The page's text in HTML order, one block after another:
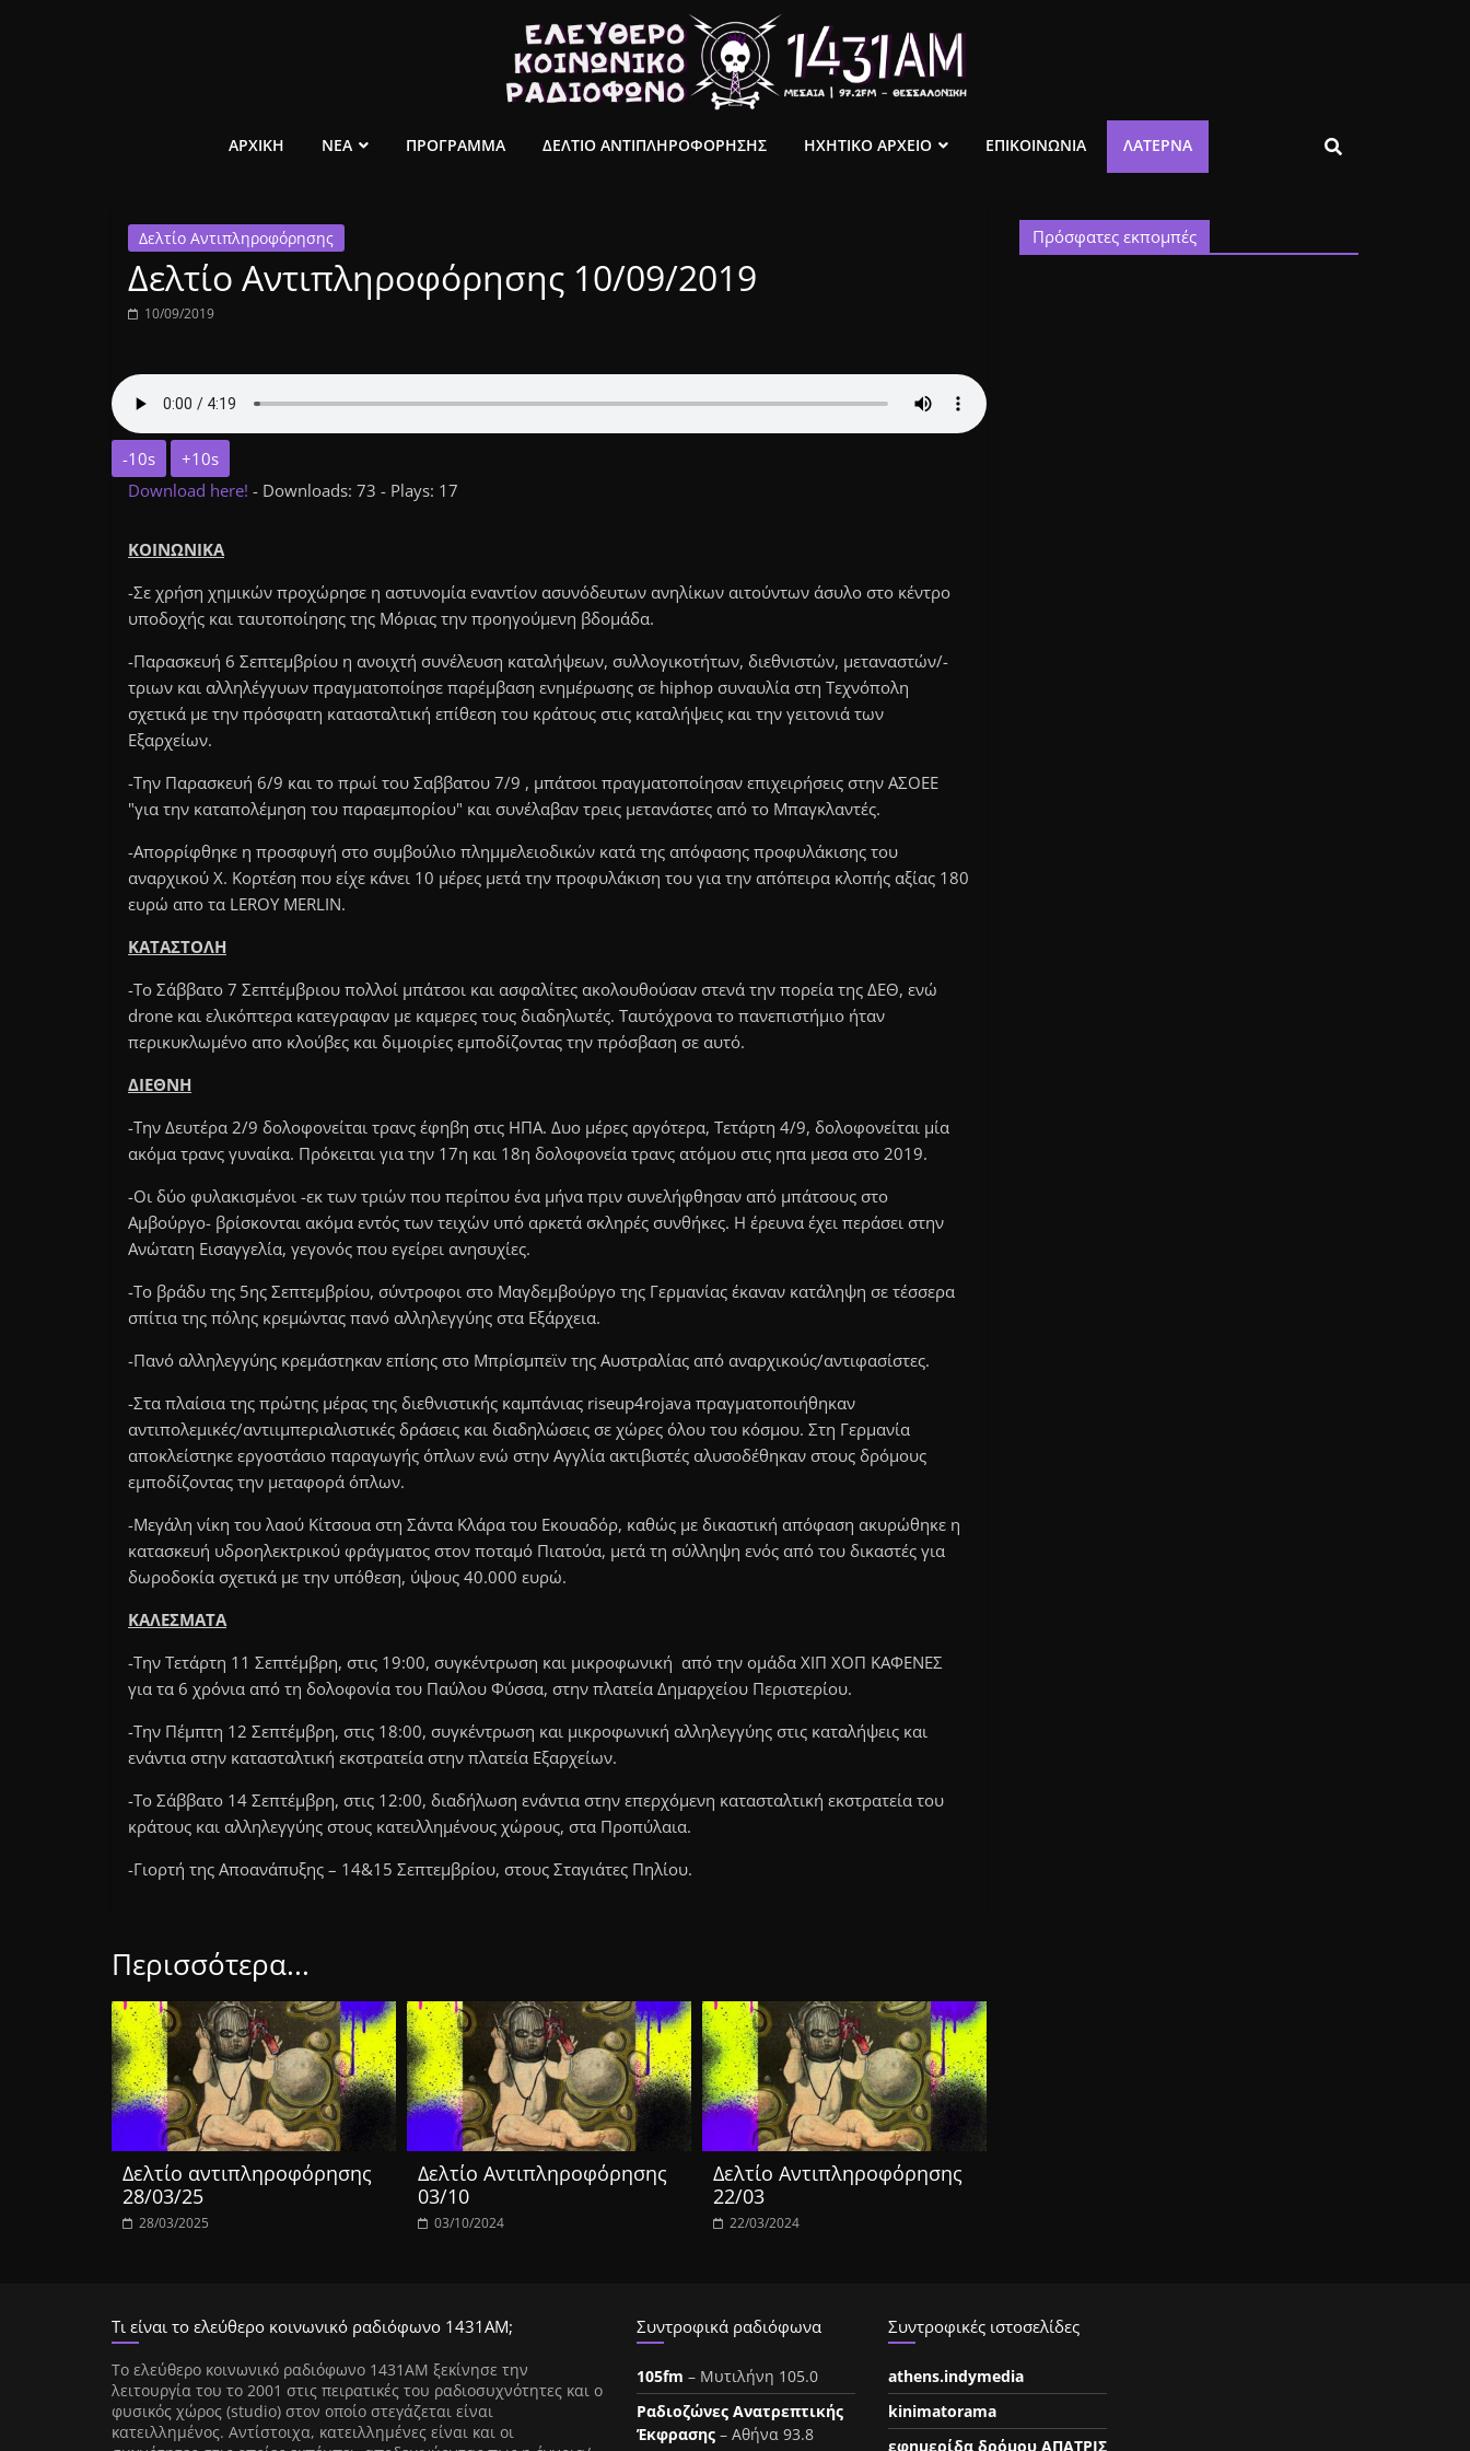
ελεύθερο
ραδιόφωνο
1431AM
ΑΡΧΙΚΗ ΝΕΑ ΠΡΟΓΡΑΜΜΑ ΔΕΛΤΙΟ ΑΝΤΙΠΛΗΡΟΦΟΡΗΣΗΣ ΗΧΗΤΙΚΟ ΑΡΧΕΙΟ ΕΠΙΚΟΙΝΩΝΙΑ ΛΑΤΈΡΝΑ
Δελτίο Αντιπληροφόρησης
Δελτίο Αντιπληροφόρησης 10/09/2019
10/09/2019
-10s
+10s
Download here! - Downloads: 73 - Plays: 17
ΚΟΙΝΩΝΙΚΑ
-Σε χρήση χημικών προχώρησε η αστυνομία εναντίον ασυνόδευτων ανηλίκων αιτούντων άσυλο στο κέντρο
υποδοχής και ταυτοποίησης της Μόριας την προηγούμενη βδομάδα.
-Παρασκευή 6 Σεπτεμβρίου η ανοιχτή συνέλευση καταλήψεων, συλλογικοτήτων, διεθνιστών, μεταναστών/-
τριων και αλληλέγγυων πραγματοποίησε παρέμβαση ενημέρωσης σε hiphop συναυλία στη Τεχνόπολη
σχετικά με την πρόσφατη κατασταλτική επίθεση του κράτους στις καταλήψεις και την γειτονιά των
Εξαρχείων.
-Την Παρασκευή 6/9 και το πρωί του Σαββατου 7/9 , μπάτσοι πραγματοποίησαν επιχειρήσεις στην ΑΣΟΕΕ
"για την καταπολέμηση του παραεμπορίου" και συνέλαβαν τρεις μετανάστες από το Μπαγκλαντές.
-Απορρίφθηκε η προσφυγή στο συμβούλιο πλημμελειοδικών κατά της απόφασης προφυλάκισης του
αναρχικού Χ. Κορτέση που είχε κάνει 10 μέρες μετά την προφυλάκιση του για την απόπειρα κλοπής αξίας 180
ευρώ απο τα LEROY MERLIN.
ΚΑΤΑΣΤΟΛΗ
-Το Σάββατο 7 Σεπτέμβριου πολλοί μπάτσοι και ασφαλίτες ακολουθούσαν στενά την πορεία της ΔΕΘ, ενώ
drone και ελικόπτερα κατεγραφαν με καμερες τους διαδηλωτές. Ταυτόχρονα το πανεπιστήμιο ήταν
περικυκλωμένο απο κλούβες και διμοιρίες εμποδίζοντας την πρόσβαση σε αυτό.
ΔΙΕΘΝΗ
-Την Δευτέρα 2/9 δολοφονείται τρανς έφηβη στις ΗΠΑ. Δυο μέρες αργότερα, Τετάρτη 4/9, δολοφονείται μία
ακόμα τρανς γυναίκα. Πρόκειται για την 17η και 18η δολοφονεία τρανς ατόμου στις ηπα μεσα στο 2019.
-Οι δύο φυλακισμένοι -εκ των τριών που περίπου ένα μήνα πριν συνελήφθησαν από μπάτσους στο
Αμβούργο- βρίσκονται ακόμα εντός των τειχών υπό αρκετά σκληρές συνθήκες. Η έρευνα έχει περάσει στην
Ανώτατη Εισαγγελία, γεγονός που εγείρει ανησυχίες.
-Το βράδυ της 5ης Σεπτεμβρίου, σύντροφοι στο Μαγδεμβούργο της Γερμανίας έκαναν κατάληψη σε τέσσερα
σπίτια της πόλης κρεμώντας πανό αλληλεγγύης στα Εξάρχεια.
-Πανό αλληλεγγύης κρεμάστηκαν επίσης στο Μπρίσμπεϊν της Αυστραλίας από αναρχικούς/αντιφασίστες.
-Στα πλαίσια της πρώτης μέρας της διεθνιστικής καμπάνιας riseup4rojava πραγματοποιήθηκαν
αντιπολεμικές/αντιιμπεριαλιστικές δράσεις και διαδηλώσεις σε χώρες όλου του κόσμου. Στη Γερμανία
αποκλείστηκε εργοστάσιο παραγωγής όπλων ενώ στην Αγγλία ακτιβιστές αλυσοδέθηκαν στους δρόμους
εμποδίζοντας την μεταφορά όπλων.
-Μεγάλη νίκη του λαού Κίτσουα στη Σάντα Κλάρα του Εκουαδόρ, καθώς με δικαστική απόφαση ακυρώθηκε η
κατασκευή υδροηλεκτρικού φράγματος στον ποταμό Πιατούα, μετά τη σύλληψη ενός από του δικαστές για
δωροδοκία σχετικά με την υπόθεση, ύψους 40.000 ευρώ.
ΚΑΛΕΣΜΑΤΑ
-Την Τετάρτη 11 Σεπτέμβρη, στις 19:00, συγκέντρωση και μικροφωνική από την ομάδα ΧΙΠ ΧΟΠ ΚΑΦΕΝΕΣ
για τα 6 χρόνια από τη δολοφονία του Παύλου Φύσσα, στην πλατεία Δημαρχείου Περιστερίου.
-Την Πέμπτη 12 Σεπτέμβρη, στις 18:00, συγκέντρωση και μικροφωνική αλληλεγγύης στις καταλήψεις και
ενάντια στην κατασταλτική εκστρατεία στην πλατεία Εξαρχείων.
-Το Σάββατο 14 Σεπτέμβρη, στις 12:00, διαδήλωση ενάντια στην επερχόμενη κατασταλτική εκστρατεία του
κράτους και αλληλεγγύης στους κατειλλημένους χώρους, στα Προπύλαια.
-Γιορτή της Αποανάπυξης – 14&15 Σεπτεμβρίου, στους Σταγιάτες Πηλίου.
Περισσότερα...
Δελτίο αντιπληροφόρησης
28/03/25
28/03/2025
Δελτίο Αντιπληροφόρησης
03/10
03/10/2024
Δελτίο Αντιπληροφόρησης
22/03
22/03/2024
Πρόσφατες εκπομπές
Τι είναι το ελεύθερο κοινωνικό ραδιόφωνο 1431ΑΜ;
Tο ελεύθερο κοινωνικό ραδιόφωνο 1431AM ξεκίνησε την
λειτουργία του το 2001 στις πειρατικές του ραδιοσυχνότητες και ο
φυσικός χώρος (studio) στον οποίο στεγάζεται είναι
κατειλλημένος. Αντίστοιχα, κατειλλημένες είναι και οι
Συντροφικά ραδιόφωνα
105fm – Μυτιλήνη 105.0
Ραδιοζώνες Ανατρεπτικής
Έκφρασης – Αθήνα 93.8
Συντροφικές ιστοσελίδες
athens.indymedia
kinimatorama
εφημερίδα δρόμου ΑΠΑΤΡΙΣ